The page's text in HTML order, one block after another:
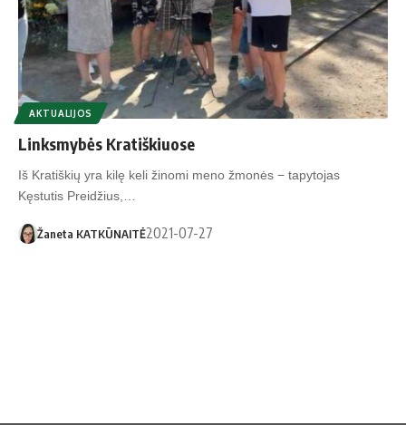
AKTUALIJOS
Linksmybės Kratiškiuose
Iš Kratiškių yra kilę keli žinomi meno žmonės − tapytojas
Kęstutis Preidžius,…
Žaneta KATKŪNAITĖ2021-07-27